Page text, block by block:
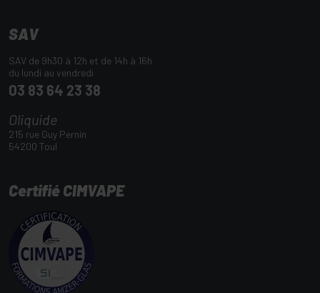
SAV
SAV de 9h30 à 12h et de 14h à 16h
du lundi au vendredi
03 83 64 23 38
Oliquide
215 rue Guy Pernin
54200 Toul
Certifié CIMVAPE